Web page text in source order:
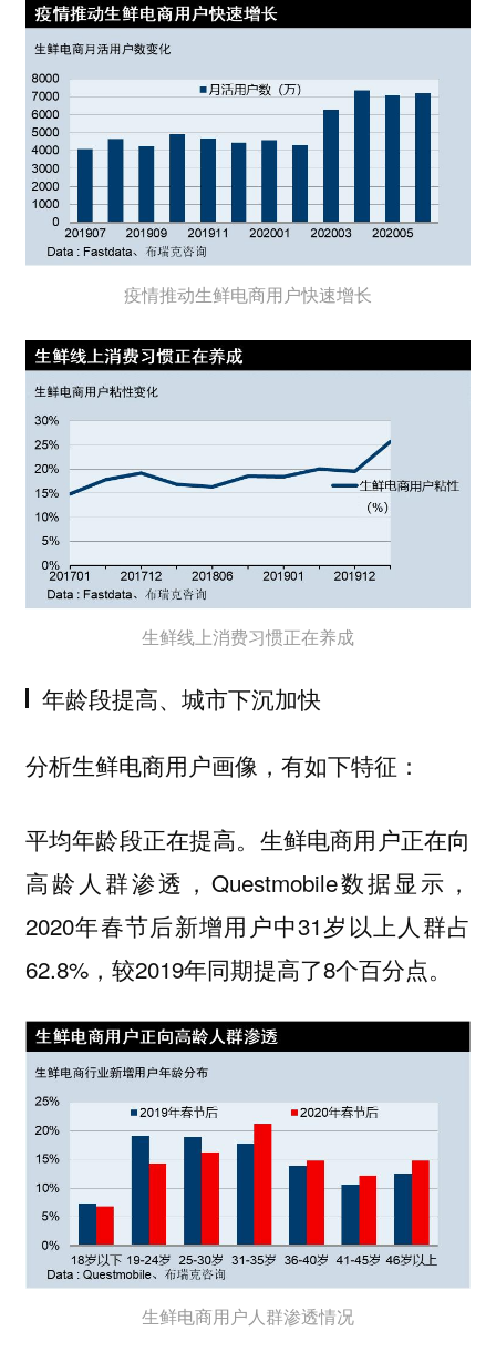
疫情推动生鲜电商用户快速增长
生鲜线上消费习惯正在养成
年龄段提高、城市下沉加快
分析生鲜电商用户画像，有如下特征：
平均年龄段正在提高。生鲜电商用户正在向
高龄人群渗透，Questmobile数据显示，
2020年春节后新增用户中31岁以上人群占
62.8%，较2019年同期提高了8个百分点。
生鲜电商用户人群渗透情况